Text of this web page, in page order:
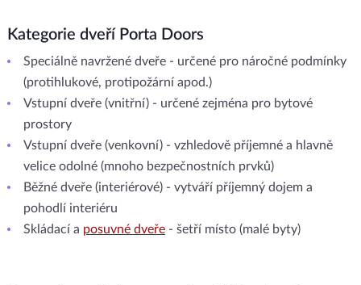
Kategorie dveří Porta Doors
Speciálně navržené dveře - určené pro náročné podmínky
(protihlukové, protipožární apod.)
Vstupní dveře (vnitřní) - určené zejména pro bytové
prostory
Vstupní dveře (venkovní) - vzhledově příjemné a hlavně
velice odolné (mnoho bezpečnostních prvků)
Běžné dveře (interiérové) - vytváří příjemný dojem a
pohodlí interiéru
Skládací a posuvné dveře- šetří místo (malé byty)